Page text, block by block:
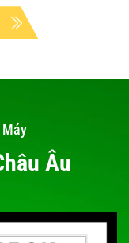
Máy
Âu